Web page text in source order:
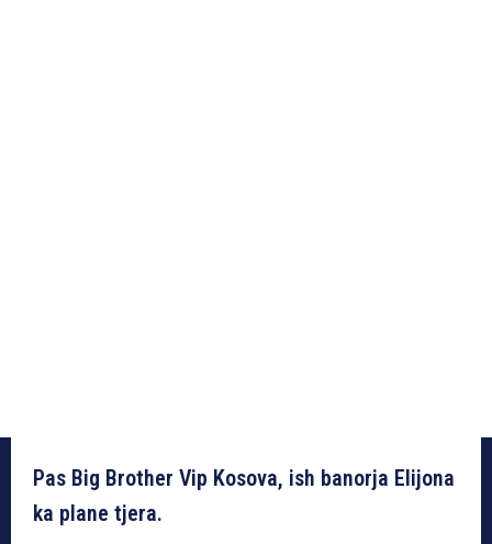
Pas Big Brother Vip Kosova, ish banorja Elijona
ka plane tjera.